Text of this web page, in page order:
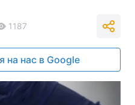
1187
на нас в Google